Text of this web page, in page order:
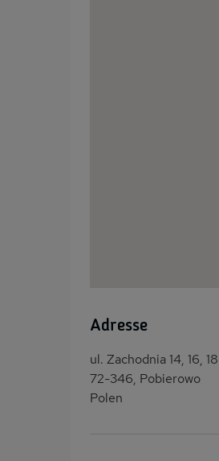
Adresse
ul. Zachodnia 14, 16, 18
72-346, Pobierowo
Polen